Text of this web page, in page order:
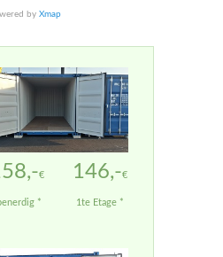
by Xmap
€ 146,-€
* 1te Etage *